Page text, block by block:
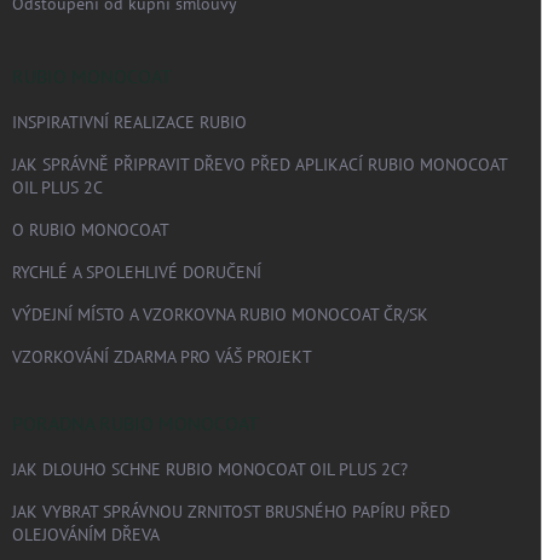
INSPIRATIVNÍ REALIZACE RUBIO
JAK SPRÁVNĚ PŘIPRAVIT DŘEVO PŘED APLIKACÍ RUBIO MONOCOAT
OIL PLUS 2C
O RUBIO MONOCOAT
RYCHLÉ A SPOLEHLIVÉ DORUČENÍ
VÝDEJNÍ MÍSTO A VZORKOVNA RUBIO MONOCOAT ČR/SK
VZORKOVÁNÍ ZDARMA PRO VÁŠ PROJEKT
JAK DLOUHO SCHNE RUBIO MONOCOAT OIL PLUS 2C?
JAK VYBRAT SPRÁVNOU ZRNITOST BRUSNÉHO PAPÍRU PŘED
OLEJOVÁNÍM DŘEVA